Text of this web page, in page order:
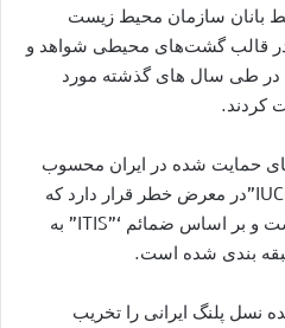
بانان سازمان محیط زیست
در قالب گشت‌های محیطی شواهد و
در طی سال های گذشته مورد
کردند.
حمایت شده در ایران محسوب
می‌شود و در فهرست قرمز ” IUCN”در معرض خطر قرار دارد که
روند جمعیتی آن رو به کاهش است و بر اساس ضمائم ‘”ITIS” به
بندی شده است.
نسل پلنگ ایرانی را تخريب